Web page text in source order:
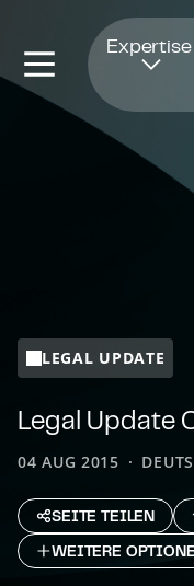
Expertise
LEGAL UPDATE
Legal Update
04 AUG 2015
SEITE TEILEN
WEITERE
Öffnet in einem neuen